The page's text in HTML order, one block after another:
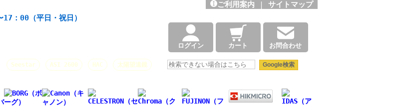
：00（平日・祝日）
ご利用案内 | サイトマップ
ログイン カート お問合わせ
Seestar ASI 2600 HAC 太陽望遠鏡